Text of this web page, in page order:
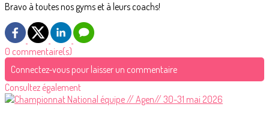
Bravo à toutes nos gyms et à leurs coachs!
0 commentaire(s)
Connectez-vous pour laisser un commentaire
Consultez également